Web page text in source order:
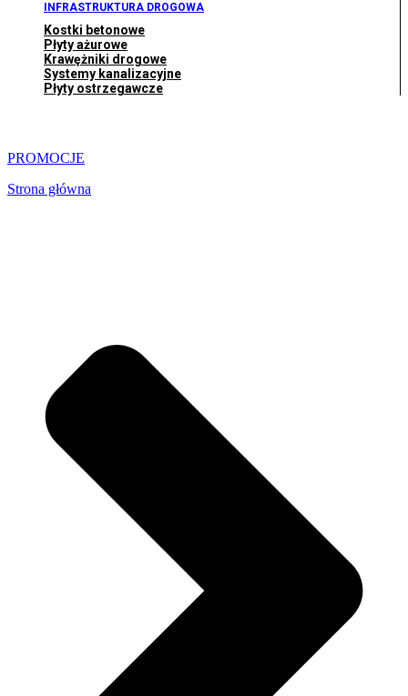
INFRASTRUKTURA DROGOWA
Kostki betonowe
Płyty ażurowe
Krawężniki drogowe
Systemy kanalizacyjne
Płyty ostrzegawcze
PROMOCJE
Strona główna